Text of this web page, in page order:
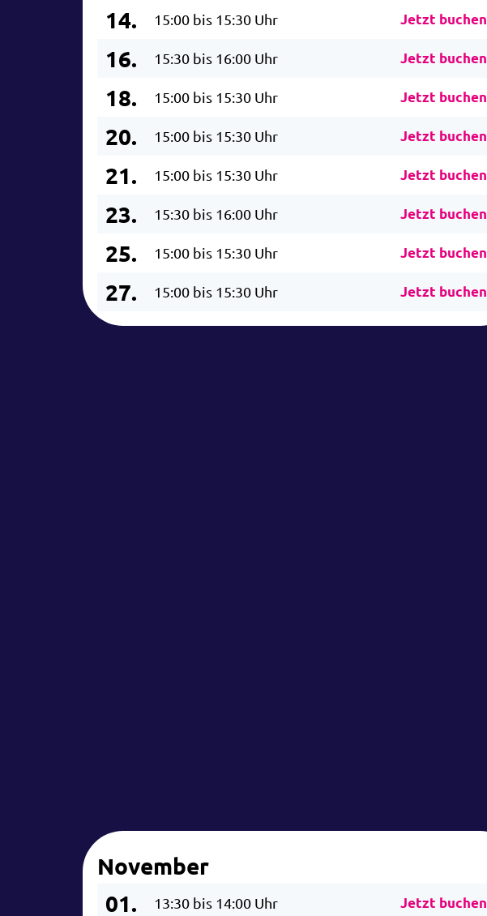
14. 15:00 bis 15:30 Uhr Jetzt buchen
16. 15:30 bis 16:00 Uhr Jetzt buchen
18. 15:00 bis 15:30 Uhr Jetzt buchen
20. 15:00 bis 15:30 Uhr Jetzt buchen
21. 15:00 bis 15:30 Uhr Jetzt buchen
23. 15:30 bis 16:00 Uhr Jetzt buchen
25. 15:00 bis 15:30 Uhr Jetzt buchen
27. 15:00 bis 15:30 Uhr Jetzt buchen
November
01.
13:30 bis 14:00 Uhr Jetzt buchen